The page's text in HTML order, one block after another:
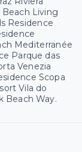
Living
Residence
Mediterranée
Parque das
Venezia
Scopa
Vila do
Beach Way.